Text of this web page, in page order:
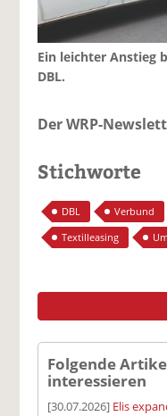
Ein leichter Anstieg
DBL.
Der WRP-
Stichworte
DBL Verbund
Textilleasing
Folgende
interessieren
[30.07.2026] Elis